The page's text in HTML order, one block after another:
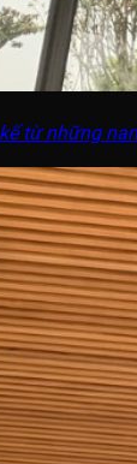
từ những